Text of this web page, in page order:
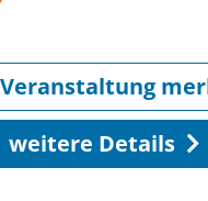
Veranstaltung
weitere Details